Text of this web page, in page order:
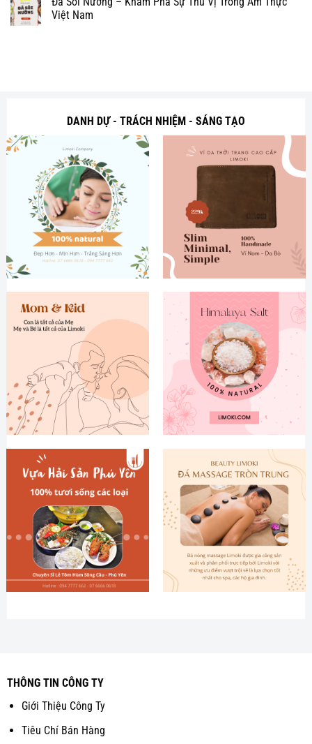
Việt Nam
DANH DỰ - TRÁCH NHIỆM - SÁNG TẠO
THÔNG TIN CÔNG TY
Giới Thiệu Công Ty
Tiêu Chí Bán Hàng